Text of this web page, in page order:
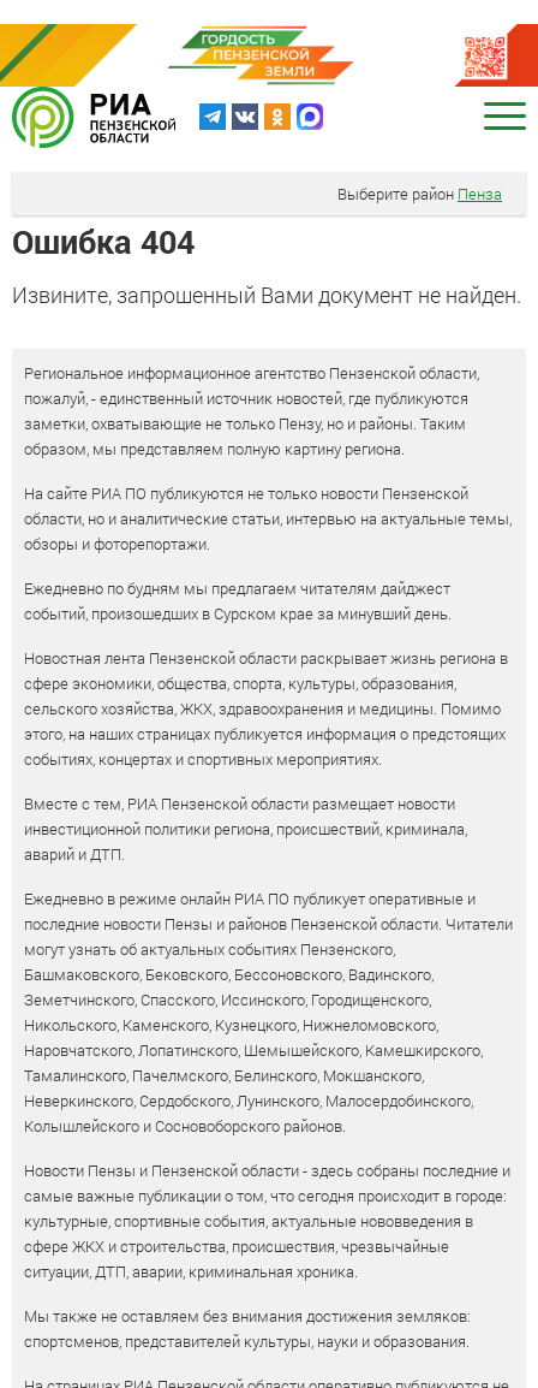
Выберите район Пенза
Ошибка 404
Извините, запрошенный Вами документ не найден.
Региональное информационное агентство Пензенской области,
пожалуй, - единственный источник новостей, где публикуются
заметки, охватывающие не только Пензу, но и районы. Таким
образом, мы представляем полную картину региона.
На сайте РИА ПО публикуются не только новости Пензенской
области, но и аналитические статьи, интервью на актуальные темы,
обзоры и фоторепортажи.
Ежедневно по будням мы предлагаем читателям дайджест
событий, произошедших в Сурском крае за минувший день.
Новостная лента Пензенской области раскрывает жизнь региона в
сфере экономики, общества, спорта, культуры, образования,
сельского хозяйства, ЖКХ, здравоохранения и медицины. Помимо
этого, на наших страницах публикуется информация о предстоящих
событиях, концертах и спортивных мероприятиях.
Вместе с тем, РИА Пензенской области размещает новости
инвестиционной политики региона, происшествий, криминала,
аварий и ДТП.
Ежедневно в режиме онлайн РИА ПО публикует оперативные и
последние новости Пензы и районов Пензенской области. Читатели
могут узнать об актуальных событиях Пензенского,
Башмаковского, Бековского, Бессоновского, Вадинского,
Земетчинского, Спасского, Иссинского, Городищенского,
Никольского, Каменского, Кузнецкого, Нижнеломовского,
Наровчатского, Лопатинского, Шемышейского, Камешкирского,
Тамалинского, Пачелмского, Белинского, Мокшанского,
Неверкинского, Сердобского, Лунинского, Малосердобинского,
Колышлейского и Сосновоборского районов.
Новости Пензы и Пензенской области - здесь собраны последние и
самые важные публикации о том, что сегодня происходит в городе:
культурные, спортивные события, актуальные нововведения в
сфере ЖКХ и строительства, происшествия, чрезвычайные
ситуации, ДТП, аварии, криминальная хроника.
Мы также не оставляем без внимания достижения земляков:
спортсменов, представителей культуры, науки и образования.